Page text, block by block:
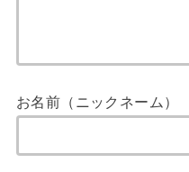
お名前（ニックネーム）